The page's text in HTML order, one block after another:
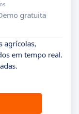
gratuita
agrícolas,
em tempo real.